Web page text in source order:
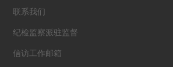
联系我们
纪检监察派驻监督
信访工作邮箱